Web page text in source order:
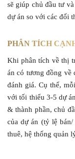
sẽ giúp chủ đầu tư
dự án so với các đối
PHÂN TÍCH
Khi phân tích về thị
án có tương đồng về
đánh giá. Cụ thể,
với tối thiểu 3-5 dự
& thành phần, chủ
của dự án (tỷ lệ
thuê, hệ thống quản